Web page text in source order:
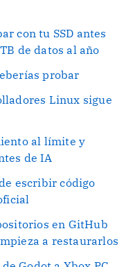
con tu SSD antes
de datos al año
probar
Linux sigue
al límite y
de IA
escribir código
en GitHub
a restaurarlos